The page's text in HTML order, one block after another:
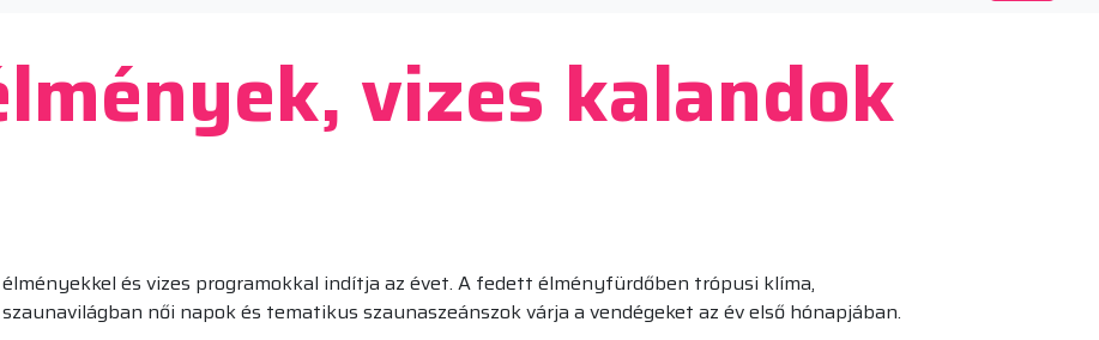
vizes kalandok
és vizes programokkal indítja az évet. A fedett élményfürdőben trópusi klíma,
női napok és tematikus szaunaszeánszok várja a vendégeket az év első hónapjában.